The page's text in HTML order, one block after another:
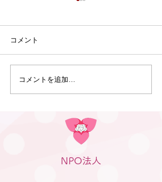
6月5日・6月10日 ピアサ
ポーター養成講座を行い
コメント
コメントを追加…
NPO法人